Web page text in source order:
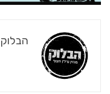
הבלוק